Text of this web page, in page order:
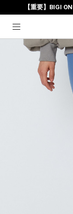
【重要】BIGI
レッグウェ